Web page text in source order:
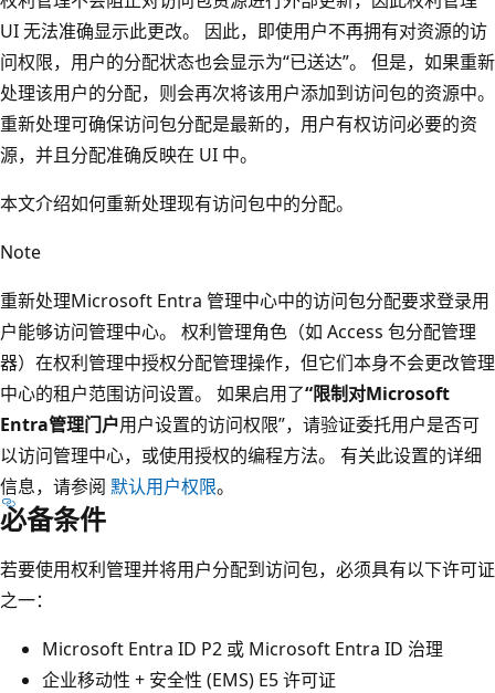
UI 无法准确显示此更改。 因此，即使用户不再拥有对资源的访
问权限，用户的分配状态也会显示为“已送达”。 但是，如果重新
处理该用户的分配，则会再次将该用户添加到访问包的资源中。
重新处理可确保访问包分配是最新的，用户有权访问必要的资
源，并且分配准确反映在 UI 中。
本文介绍如何重新处理现有访问包中的分配。
Note
重新处理Microsoft Entra 管理中心中的访问包分配要求登录用
户能够访问管理中心。 权利管理角色（如 Access 包分配管理
器）在权利管理中授权分配管理操作，但它们本身不会更改管理
中心的租户范围访问设置。 如果启用了“限制对Microsoft
Entra管理门户用户设置的访问权限”，请验证委托用户是否可
以访问管理中心，或使用授权的编程方法。 有关此设置的详细
信息，请参阅 默认用户权限。
必备条件
若要使用权利管理并将用户分配到访问包，必须具有以下许可证
之一：
Microsoft Entra ID P2 或 Microsoft Entra ID 治理
企业移动性 + 安全性 (EMS) E5 许可证